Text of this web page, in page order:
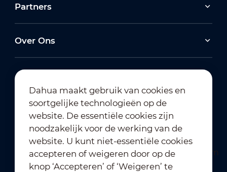
Partners
Over Ons
Abonneren op nieuwsbrief
Dahua maakt gebruik van cookies en
soortgelijke technologieën op de
website. De essentiële cookies zijn
noodzakelijk voor de werking van de
website. U kunt niet-essentiële cookies
accepteren of weigeren door op de
knop ‘Accepteren’ of ‘Weigeren’ te